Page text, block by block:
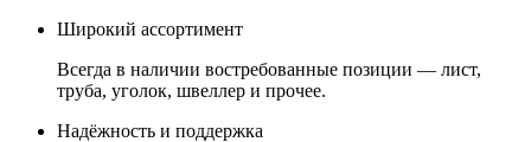
Широкий ассортимент
Всегда в наличии востребованные позиции — лист,
труба, уголок, швеллер и прочее.
Надёжность и поддержка